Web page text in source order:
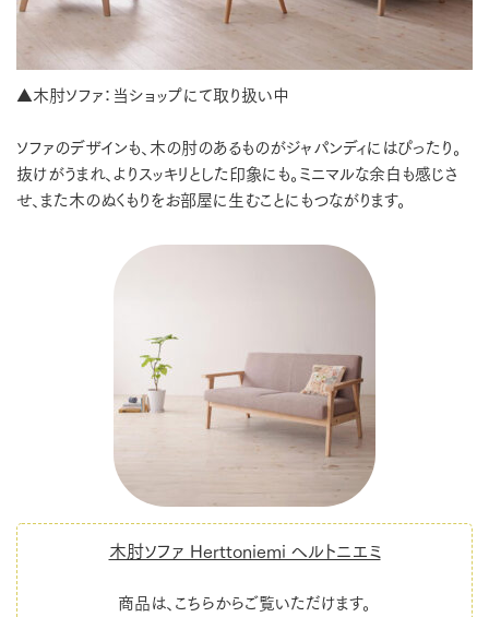
▲木肘ソファ：当ショップにて取り扱い中
ソファのデザインも、木の肘のあるものがジャパンディにはぴったり。
抜けがうまれ、よりスッキリとした印象にも。ミニマルな余白も感じさ
せ、また木のぬくもりをお部屋に生むことにもつながります。
木肘ソファ Herttoniemi ヘルトニエミ
商品は、こちらからご覧いただけます。